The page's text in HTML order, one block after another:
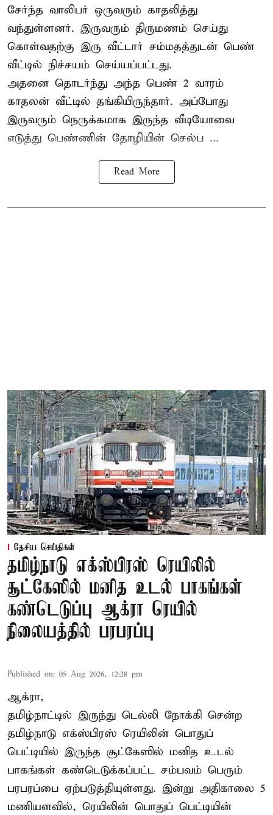
சேர்ந்த வாலிபர் ஒருவரும் காதலித்து
வந்துள்ளனர். இருவரும் திருமணம் செய்து
கொள்வதற்கு இரு வீட்டார் சம்மதத்துடன் பெண்
வீட்டில் நிச்சயம் செய்யப்பட்டது.
அதனை தொடர்ந்து அந்த பெண் 2 வாரம்
காதலன் வீட்டில் தங்கியிருந்தார். அப்போது
இருவரும் நெருக்கமாக இருந்த வீடியோவை
எடுத்து பெண்ணின் தோழியின் செல்ப ...
Read More
தேசிய செய்திகள்
தமிழ்நாடு எக்ஸ்பிரஸ் ரெயிலில்
சூட்கேஸில் மனித உடல் பாகங்கள்
கண்டெடுப்பு ஆக்ரா ரெயில்
நிலையத்தில் பரபரப்பு
Published on: 05 Aug 2026, 12:28 pm
ஆக்ரா,
தமிழ்நாட்டில் இருந்து டெல்லி நோக்கி சென்ற
தமிழ்நாடு எக்ஸ்பிரஸ் ரெயிலின் பொதுப்
பெட்டியில் இருந்த சூட்கேஸில் மனித உடல்
பாகங்கள் கண்டெடுக்கப்பட்ட சம்பவம் பெரும்
பரபரப்பை ஏற்படுத்தியுள்ளது. இன்று அதிகாலை 5
மணியளவில், ரெயிலின் பொதுப் பெட்டியின்